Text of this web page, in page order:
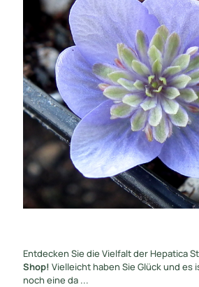
Entdecken Sie die Vielfalt der Hepatica
Shop! Vielleicht haben Sie Glück und es
noch eine da ...